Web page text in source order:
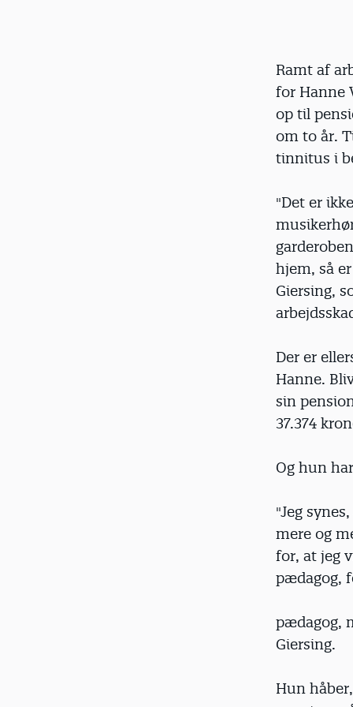
Ramt af
for Hanne
op til
om to år.
tinnitus i
"Det er
hjem, så
Giersing,
Der er
Hanne.
sin
37.374
Og hun
"Jeg
mere og
for, at jeg
pædagog,
pædagog,
Giersing.
Hun